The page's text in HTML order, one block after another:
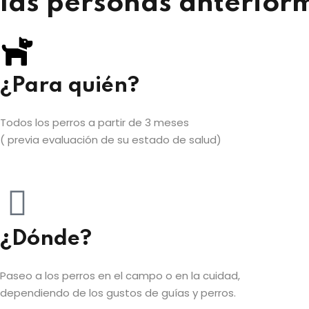
¿Para quién?
Todos los perros a partir de 3 meses
( previa evaluación de su estado de salud)
¿Dónde?
Paseo a los perros en el campo o en la cuidad,
dependiendo de los gustos de guías y perros.